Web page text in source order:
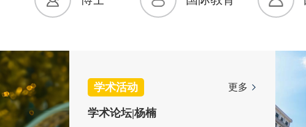
导，确保学院事业
学术活动 更多
2026 中国管理会计最佳实践颁奖典
学术活动 更多
学术论坛|杨楠
学术活动 更多
学术论坛|吴弘